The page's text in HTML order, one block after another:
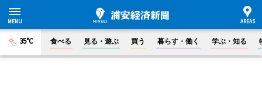
35°C 食べる 見る・遊ぶ 買う 暮らす・働く 学ぶ・知る